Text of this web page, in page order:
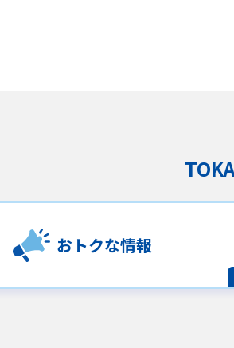
ご利
おトクな情報